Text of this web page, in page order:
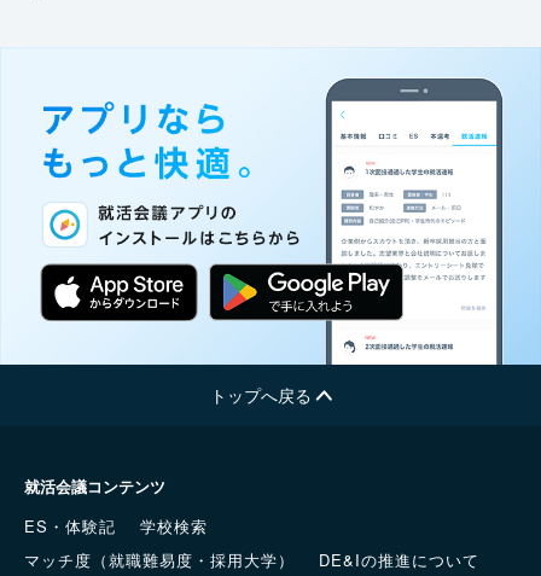
トップへ戻る
就活会議コンテンツ
ES・体験記
学校検索
マッチ度（就職難易度・採用大学）
DE&Iの推進について